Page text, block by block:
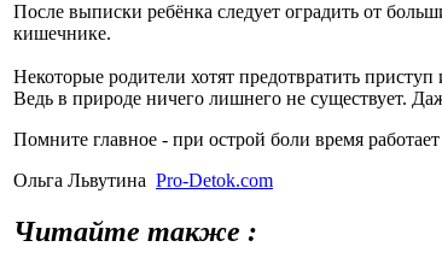
После выписки ребёнка следует оградить от
кишечнике.
Некоторые родители хотят предотвратить приступ
Ведь в природе ничего лишнего не существует.
Помните главное - при острой боли время
Ольга Львутина Pro-Detok.com
Читайте также :